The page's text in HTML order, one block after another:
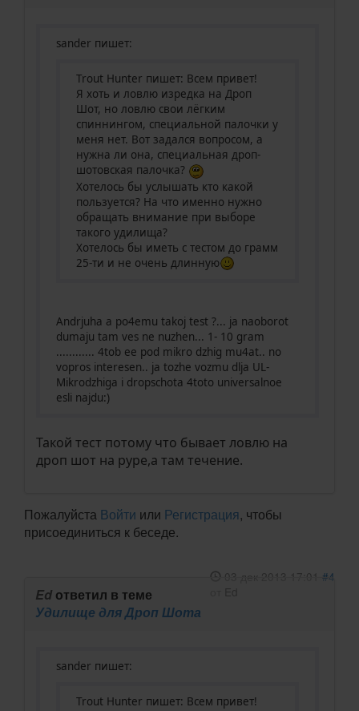
sander пишет:
Trout Hunter пишет: Всем привет!
Я хоть и ловлю изредка на Дроп
Шот, но ловлю свои лёгким
спиннингом, специальной палочки у
меня нет. Вот задался вопросом, а
нужна ли она, специальная дроп-
шотовская палочка?
Хотелось бы услышать кто какой
пользуется? На что именно нужно
обращать внимание при выборе
такого удилища?
Хотелось бы иметь с тестом до грамм
25-ти и не очень длинную
Andrjuha a po4emu takoj test ?... ja naoborot
dumaju tam ves ne nuzhen... 1- 10 gram
............ 4tob ee pod mikro dzhig mu4at.. no
vopros interesen.. ja tozhe vozmu dlja UL-
Mikrodzhiga i dropschota 4toto universalnoe
esli najdu:)
Такой тест потому что бывает ловлю на
дроп шот на руре,а там течение.
Пожалуйста Войти или Регистрация, чтобы
присоединиться к беседе.
03 дек 2013 17:01
#4
Ed ответил в теме
Удилище для Дроп Шота
sander пишет:
Trout Hunter пишет: Всем привет!